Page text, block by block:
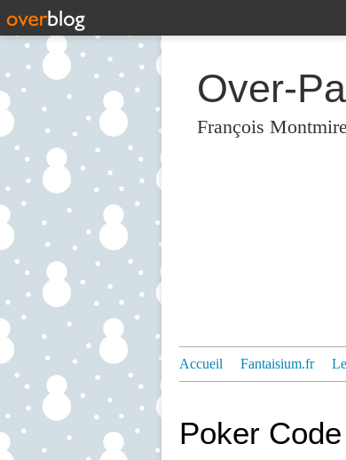
Over-
François
Accueil Fantaisium.fr
Poker